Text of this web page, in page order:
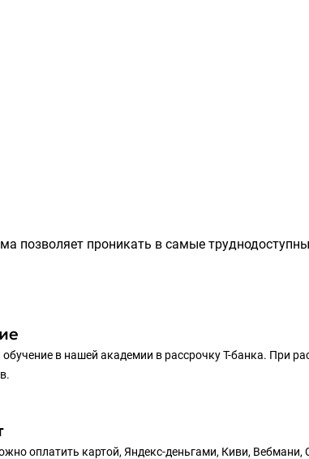
позволяет проникать в самые
в нашей академии в рассрочку Т-банка. При
оплатить картой, Яндекс-деньгами, Киви,